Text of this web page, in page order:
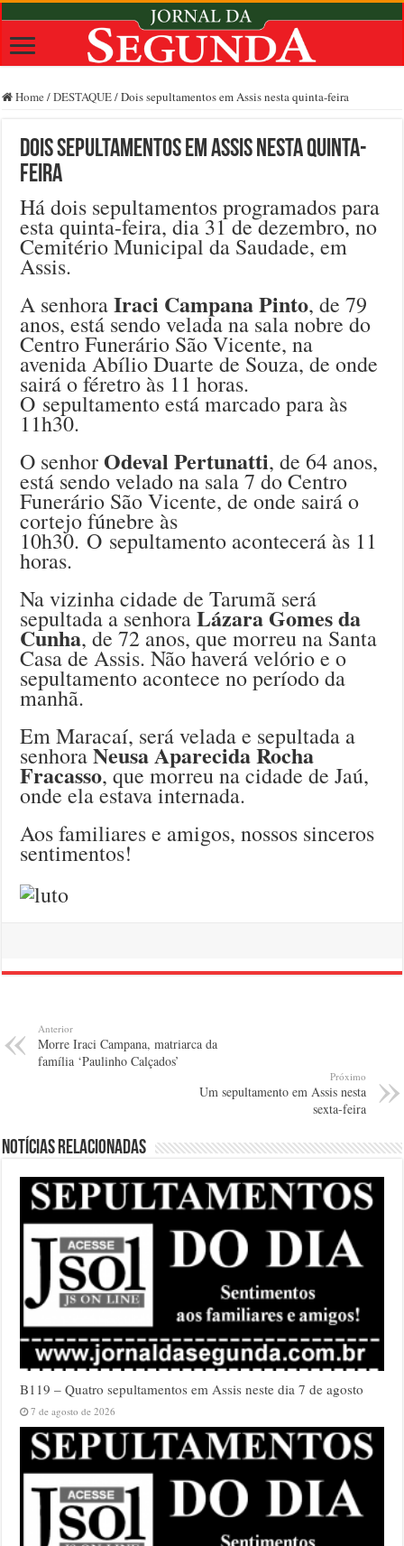
Home /DESTAQUE/Dois sepultamentos em Assis nesta quinta-feira
Dois sepultamentos em Assis nesta quinta-
feira
Há dois sepultamentos programados para
esta quinta-feira, dia 31 de dezembro, no
Cemitério Municipal da Saudade, em
Assis.
A senhoraIraci Campana Pinto, de 79
anos, está sendo velada na sala nobre do
Centro Funerário São Vicente, na
avenida Abílio Duarte de Souza, de onde
sairá o féretro às 11 horas.
O sepultamento está marcado para às
11h30.
O senhorOdeval Pertunatti, de 64 anos,
está sendo velado na sala 7 do Centro
Funerário São Vicente, de onde sairá o
cortejo fúnebre às
10h30. O sepultamento acontecerá às 11
horas.
Na vizinha cidade de Tarumã será
sepultada a senhoraLázara Gomes da
Cunha, de 72 anos, que morreu na Santa
Casa de Assis. Não haverá velório e o
sepultamento acontece no período da
manhã.
Em Maracaí, será velada e sepultada a
senhoraNeusa Aparecida Rocha
Fracasso, que morreu na cidade de Jaú,
onde ela estava internada.
Aos familiares e amigos, nossos sinceros
sentimentos!
Anterior
Morre Iraci Campana, matriarca da
família ‘Paulinho Calçados’
Próximo
Um sepultamento em Assis nesta
sexta-feira
Notícias relacionadas
B119 – Quatro sepultamentos em Assis neste dia 7 de agosto
7 de agosto de 2026